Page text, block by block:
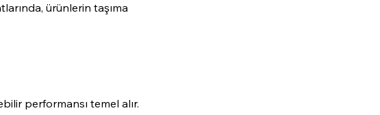
ürünlerin taşıma
performansı temel alır.